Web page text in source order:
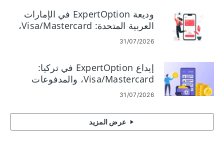
وديعة ExpertOption في الإمارات
العربية المتحدة: Visa/Mastercard،
والمدفوعات الإلكترونية، والعملات
المشفرة
31/07/2026
إيداع ExpertOption في تركيا:
Visa/Mastercard، والمدفوعات
الإلكترونية، والعملات المشفرة
31/07/2026
عرض المزيد